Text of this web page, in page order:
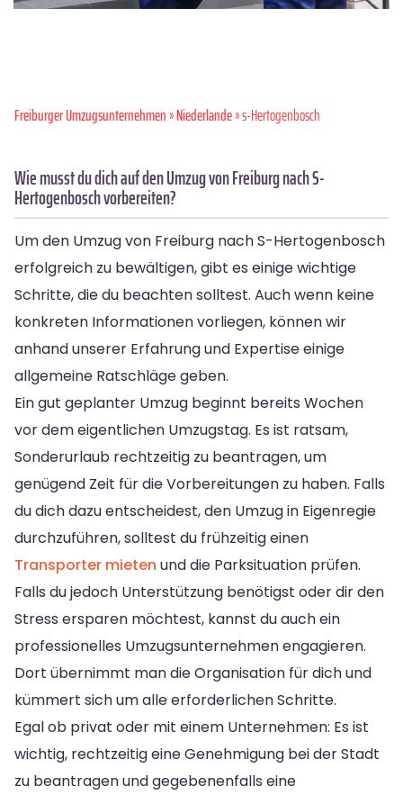
Freiburger Umzugsunternehmen»Niederlande» s-Hertogenbosch
Wie musst du dich auf den Umzug von Freiburg nach S-
Hertogenbosch vorbereiten?
Um den Umzug von Freiburg nach S-Hertogenbosch
erfolgreich zu bewältigen, gibt es einige wichtige
Schritte, die du beachten solltest. Auch wenn keine
konkreten Informationen vorliegen, können wir
anhand unserer Erfahrung und Expertise einige
allgemeine Ratschläge geben.
Ein gut geplanter Umzug beginnt bereits Wochen
vor dem eigentlichen Umzugstag. Es ist ratsam,
Sonderurlaub rechtzeitig zu beantragen, um
genügend Zeit für die Vorbereitungen zu haben. Falls
du dich dazu entscheidest, den Umzug in Eigenregie
durchzuführen, solltest du frühzeitig einen
Transporter mieten und die Parksituation prüfen.
Falls du jedoch Unterstützung benötigst oder dir den
Stress ersparen möchtest, kannst du auch ein
professionelles Umzugsunternehmen engagieren.
Dort übernimmt man die Organisation für dich und
kümmert sich um alle erforderlichen Schritte.
Egal ob privat oder mit einem Unternehmen: Es ist
wichtig, rechtzeitig eine Genehmigung bei der Stadt
zu beantragen und gegebenenfalls eine